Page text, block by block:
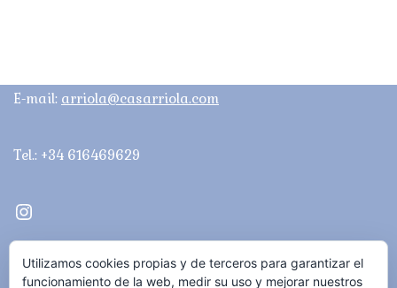
E-mail: arriola@casarriola.com
Tel.: +34 616469629
Carta
Utilizamos cookies propias y de terceros para garantizar el
funcionamiento de la web, medir su uso y mejorar nuestros